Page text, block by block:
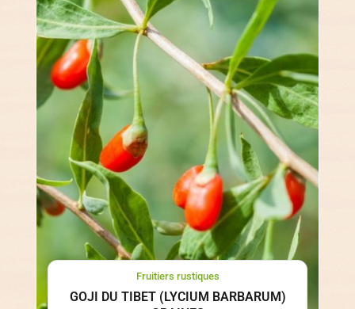
Fruitiers rustiques
GOJI DU TIBET (LYCIUM BARBARUM)